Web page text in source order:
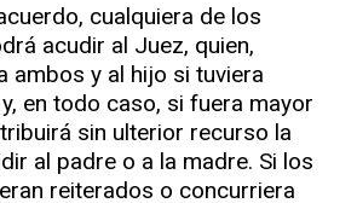
cualquiera de los
acudir al Juez, quien,
ambos y al hijo si tuviera
en todo caso, si fuera mayor
sin ulterior recurso la
al padre o a la madre. Si los
reiterados o concurriera